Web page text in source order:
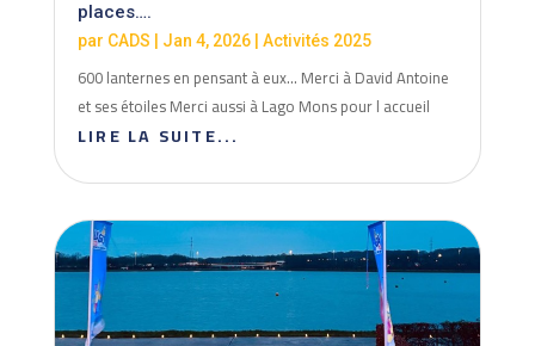
places….
par CADS Jan 4, 2026| Activités 2025
600 lanternes en pensant à eux... Merci à David Antoine
et ses étoiles Merci aussi à Lago Mons pour l accueil
LIRE LA SUITE...